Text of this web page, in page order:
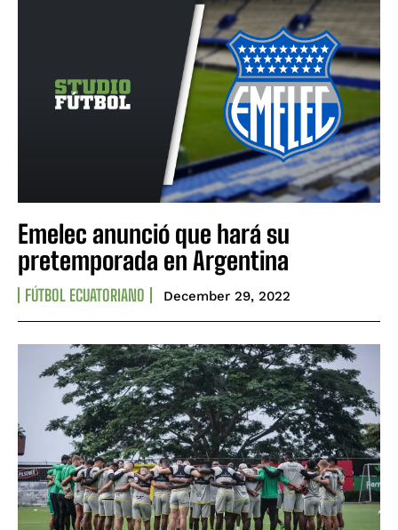
Emelec anunció que hará su
pretemporada en Argentina
FÚTBOL ECUATORIANO December 29, 2022